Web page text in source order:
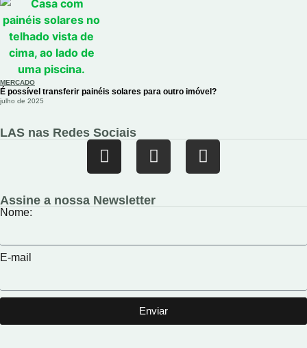
MERCADO
É possível transferir painéis solares para outro imóvel?
julho de 2025
LAS nas Redes Sociais
Assine a nossa Newsletter
Nome:
E-mail
Enviar